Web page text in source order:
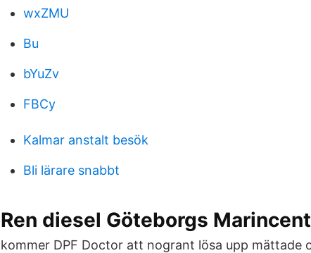
wxZMU
Bu
bYuZv
FBCy
Kalmar anstalt besök
Bli lärare snabbt
Ren diesel Göteborgs
kommer DPF Doctor att nogrant lösa upp mättade